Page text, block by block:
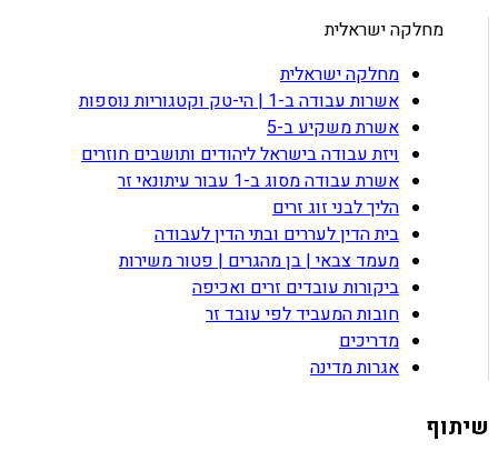
מחלקה ישראלית
מחלקה ישראלית
אשרות עבודה ב-1 | הי-טק וקטגוריות נוספות
אשרת משקיע ב-5
ויזת עבודה בישראל ליהודים ותושבים חוזרים
אשרת עבודה מסוג ב-1 עבור עיתונאי זר
הליך לבני זוג זרים
בית הדין לעררים ובתי הדין לעבודה
מעמד צבאי | בן מהגרים | פטור משירות
ביקורות עובדים זרים ואכיפה
חובות המעביד לפי עובד זר
מדריכים
אגרות מדינה
שיתוף